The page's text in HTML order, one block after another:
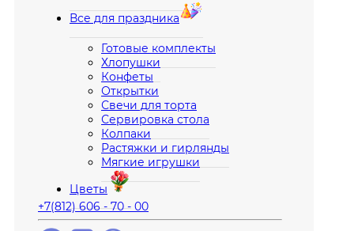
Все для праздника
Готовые комплекты
Хлопушки
Конфеты
Открытки
Свечи для торта
Сервировка стола
Колпаки
Растяжки и гирлянды
Мягкие игрушки
Цветы
+7(812) 606 - 70 - 00